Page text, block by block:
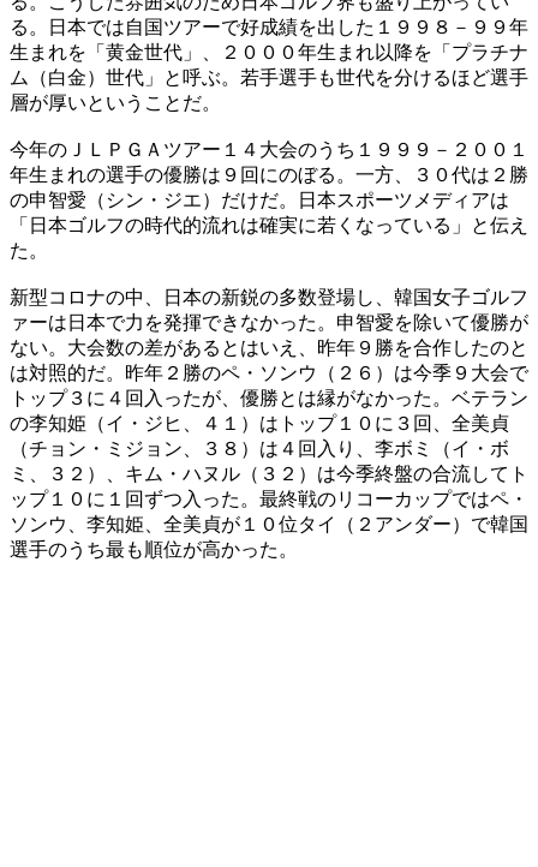
る。日本では自国ツアーで好成績を出した１９９８－９９年
生まれを「黄金世代」、２０００年生まれ以降を「プラチナ
ム（白金）世代」と呼ぶ。若手選手も世代を分けるほど選手
層が厚いということだ。
今年のＪＬＰＧＡツアー１４大会のうち１９９９－２００１
年生まれの選手の優勝は９回にのぼる。一方、３０代は２勝
の申智愛（シン・ジエ）だけだ。日本スポーツメディアは
「日本ゴルフの時代的流れは確実に若くなっている」と伝え
た。
新型コロナの中、日本の新鋭の多数登場し、韓国女子ゴルフ
ァーは日本で力を発揮できなかった。申智愛を除いて優勝が
ない。大会数の差があるとはいえ、昨年９勝を合作したのと
は対照的だ。昨年２勝のペ・ソンウ（２６）は今季９大会で
トップ３に４回入ったが、優勝とは縁がなかった。ベテラン
の李知姫（イ・ジヒ、４１）はトップ１０に３回、全美貞
（チョン・ミジョン、３８）は４回入り、李ボミ（イ・ボ
ミ、３２）、キム・ハヌル（３２）は今季終盤の合流してト
ップ１０に１回ずつ入った。最終戦のリコーカップではペ・
ソンウ、李知姫、全美貞が１０位タイ（２アンダー）で韓国
選手のうち最も順位が高かった。